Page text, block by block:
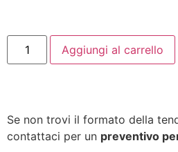
Aggiungi al carrello
Se non trovi il formato della
contattaci per un preventivo